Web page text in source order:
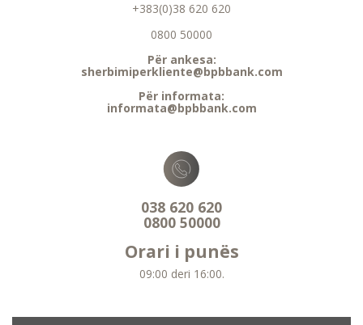
+383(0)38 620 620
0800 50000
Për ankesa:
sherbimiperkliente@bpbbank.com
Për informata:
informata@bpbbank.com
038 620 620
0800 50000
Orari i punës
09:00 deri 16:00.